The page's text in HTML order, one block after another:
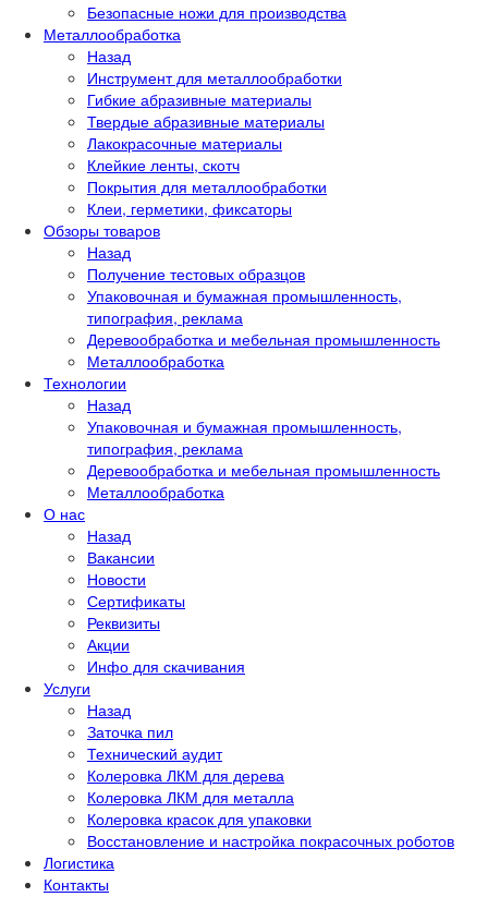
Безопасные ножи для производства
Металлообработка
Назад
Инструмент для металлообработки
Гибкие абразивные материалы
Твердые абразивные материалы
Лакокрасочные материалы
Клейкие ленты, скотч
Покрытия для металлообработки
Клеи, герметики, фиксаторы
Обзоры товаров
Назад
Получение тестовых образцов
Упаковочная и бумажная промышленность,
типография, реклама
Деревообработка и мебельная промышленность
Металлообработка
Технологии
Назад
Упаковочная и бумажная промышленность,
типография, реклама
Деревообработка и мебельная промышленность
Металлообработка
О нас
Назад
Вакансии
Новости
Сертификаты
Реквизиты
Акции
Инфо для скачивания
Услуги
Назад
Заточка пил
Технический аудит
Колеровка ЛКМ для дерева
Колеровка ЛКМ для металла
Колеровка красок для упаковки
Восстановление и настройка покрасочных роботов
Логистика
Контакты